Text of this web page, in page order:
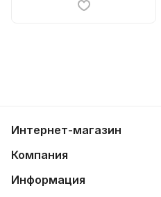
Интернет-магазин
Компания
Информация